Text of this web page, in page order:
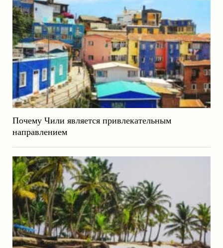
Почему Чили является привлекательным
направлением